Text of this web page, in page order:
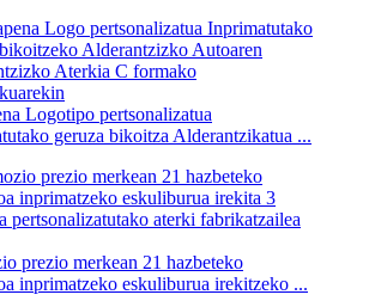
Logotipo pertsonalizatua
geruza bikoitza Alderantzikatua ...
prezio merkean 21 hazbeteko
inprimatzeko eskuliburua irekitzeko ...